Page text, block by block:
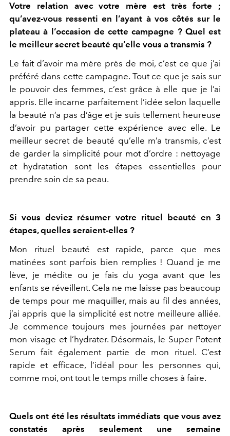
Votre relation avec votre mère est très forte ;
qu’avez-vous ressenti en l’ayant à vos côtés sur le
plateau à l’occasion de cette campagne ? Quel est
le meilleur secret beauté qu’elle vous a transmis ?
Le fait d’avoir ma mère près de moi, c’est ce que j’ai
préféré dans cette campagne. Tout ce que je sais sur
le pouvoir des femmes, c’est grâce à elle que je l’ai
appris. Elle incarne parfaitement l’idée selon laquelle
la beauté n’a pas d’âge et je suis tellement heureuse
d’avoir pu partager cette expérience avec elle. Le
meilleur secret de beauté qu’elle m’a transmis, c’est
de garder la simplicité pour mot d’ordre : nettoyage
et hydratation sont les étapes essentielles pour
prendre soin de sa peau.
Si vous deviez résumer votre rituel beauté en 3
étapes, quelles seraient-elles ?
Mon rituel beauté est rapide, parce que mes
matinées sont parfois bien remplies ! Quand je me
lève, je médite ou je fais du yoga avant que les
enfants se réveillent. Cela ne me laisse pas beaucoup
de temps pour me maquiller, mais au fil des années,
j’ai appris que la simplicité est notre meilleure alliée.
Je commence toujours mes journées par nettoyer
mon visage et l’hydrater. Désormais, le Super Potent
Serum fait également partie de mon rituel. C’est
rapide et efficace, l’idéal pour les personnes qui,
comme moi, ont tout le temps mille choses à faire.
Quels ont été les résultats immédiats que vous avez
constatés après seulement une semaine